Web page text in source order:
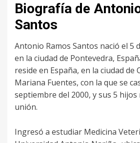
Biografía de
Santos
Antonio Ramos Santos nació el 5
en la ciudad de Pontevedra,
reside en España, en la ciudad de
Mariana Fuentes, con la que se
septiembre del 2000, y sus 5 hijos
unión.
Ingresó a estudiar Medicina